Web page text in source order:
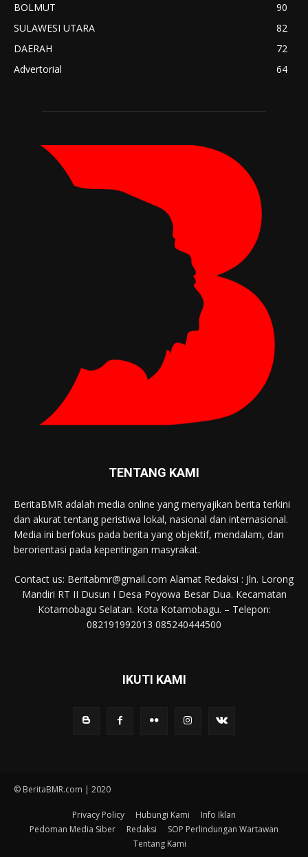
BOLMUT
90
SULAWESI UTARA
82
DAERAH
72
Advertorial
64
TENTANG KAMI
BeritaBMR adalah media online yang menyajikan berita terkini
dan akurat tentang peristiwa lokal, nasional dan internasional.
Media ini berfokus pada berita yang objektif, mendalam, dan
berorientasi pada kepentingan masyrakat.
Contact us: Beritabmr@gmail.com Alamat Redaksi : Jln. Lorong
Mandiri RT II Dusun I Desa Poyowa Besar Dua. Kecamatan
Kotamobagu Selatan. Kota Kotamobagu. – Telepon:
082191992013 085240444500
IKUTI KAMI
© BeritaBMR.com | 2020
Privacy Policy Hubungi Kami
Info Iklan
Pedoman Media Siber
Redaksi
SOP Perlindungan Wartawan
Tentang Kami